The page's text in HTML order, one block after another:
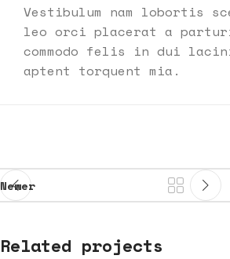
Vestibulum nam lobortis
leo orci placerat a
commodo felis in dui
aptent torquent mia.
Newer
Related projects